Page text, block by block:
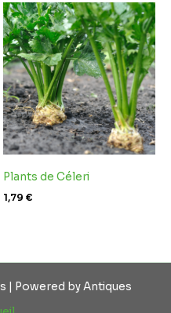
Plants de Céleri
1,79 €
| Powered by Antiques